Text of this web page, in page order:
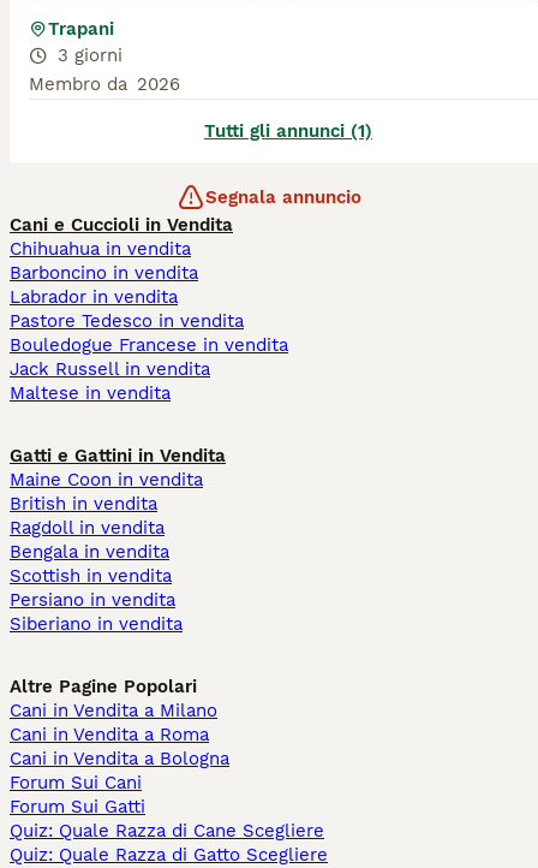
Trapani
3 giorni
Membro da 2026
Tutti gli annunci (1)
Segnala annuncio
Cani e Cuccioli in Vendita
Chihuahua in vendita
Barboncino in vendita
Labrador in vendita
Pastore Tedesco in vendita
Bouledogue Francese in vendita
Jack Russell in vendita
Maltese in vendita
Gatti e Gattini in Vendita
Maine Coon in vendita
British in vendita
Ragdoll in vendita
Bengala in vendita
Scottish in vendita
Persiano in vendita
Siberiano in vendita
Altre Pagine Popolari
Cani in Vendita a Milano
Cani in Vendita a Roma
Cani in Vendita a Bologna
Forum Sui Cani
Forum Sui Gatti
Quiz: Quale Razza di Cane Scegliere
Quiz: Quale Razza di Gatto Scegliere